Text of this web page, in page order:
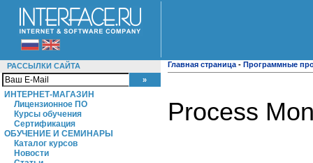
РАССЫЛКИ САЙТА
ИНТЕРНЕТ-МАГАЗИН
Лицензионное ПО
Курсы обучения
Сертификация
ОБУЧЕНИЕ И СЕМИНАРЫ
Каталог курсов
Новости
Главная страница - Программные
Process